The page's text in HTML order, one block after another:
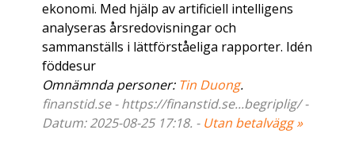
ekonomi. Med hjälp av artificiell intelligens
analyseras årsredovisningar och
sammanställs i lättförståeliga rapporter. Idén
föddesur
Omnämnda personer: Tin Duong.
finanstid.se - https://finanstid.se...begriplig/ -
Datum: 2025-08-25 17:18. - Utan betalvägg »